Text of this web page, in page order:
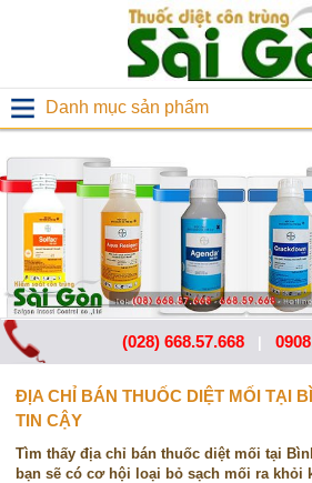
Danh mục sản phẩm
(028) 668.57.668|
ĐỊA CHỈ BÁN THUỐC DIỆT MỐI TẠI
TIN CẬY
Tìm thấy địa chỉ bán thuốc diệt mối tại
bạn sẽ có cơ hội loại bỏ sạch mối ra khỏi